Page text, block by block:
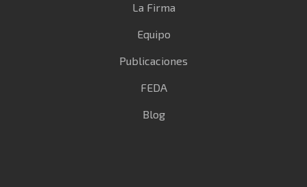
La Firma
Equipo
Publicaciones
FEDA
Blog